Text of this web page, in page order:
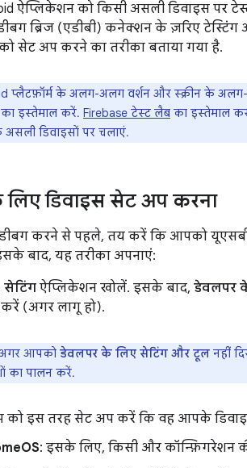
ऐप्लिकेशन को किसी असली डिवाइस पर
ब्रिज (एडीबी) कनेक्शन के ज़रिए
सेट अप करने का तरीका बताया गया है.
प्लैटफ़ॉर्म के अलग-अलग वर्शन और स्क्रीन के
का इस्तेमाल करें. Firebase टेस्ट लैब का इस्तेमाल
डिवाइसों पर चलाएं.
डिवाइस सेट अप करना
डीबग करने से पहले, तय करें कि आपको
बाद, यह तरीका अपनाएं:
सेटिंग ऐप्लिकेशन खोलें. इसके बाद, डेवलपर
(अगर लागू हो).
आपको डेवलपर के लिए सेटिंग और टूल नहीं
का पालन करें.
को इस तरह सेट अप करें कि वह आपके
: इसके लिए, किसी और कॉन्फ़िगरेशन